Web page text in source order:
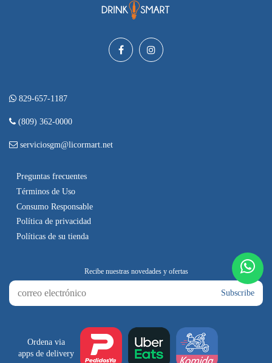
829-657-1187
(809) 362-0000
serviciosgm@licormart.net
Preguntas frecuentes
Términos de Uso
Consumo Responsable
Política de privacidad
Políticas de su tienda
Subscribe
Ordena via
apps de delivery